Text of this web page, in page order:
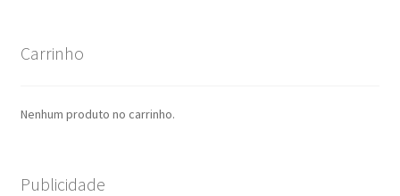
Carrinho
Nenhum produto no carrinho.
Publicidade